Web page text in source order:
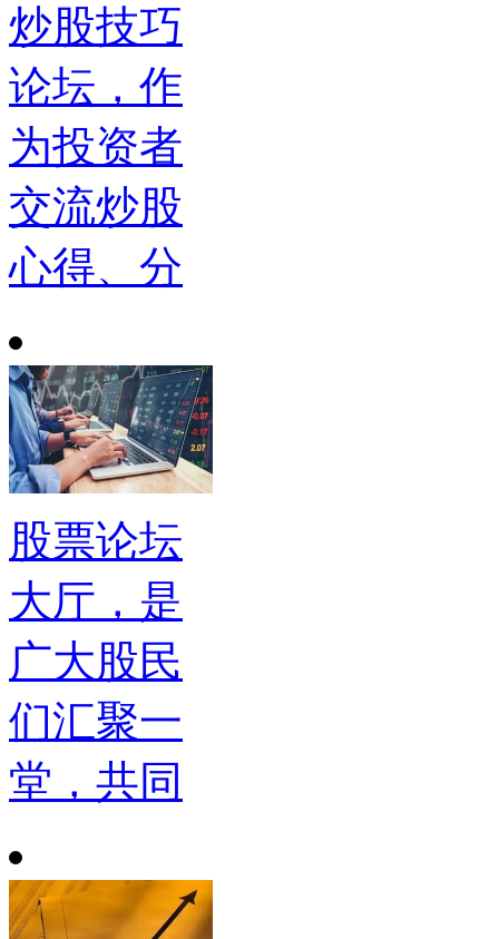
炒股技巧
论坛，作
为投资者
交流炒股
心得、分
股票论坛
大厅，是
广大股民
们汇聚一
堂，共同